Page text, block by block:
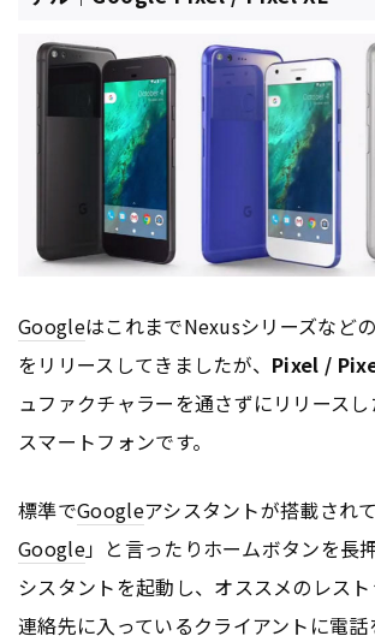
GoogleはこれまでNexusシリーズなど
をリリースしてきましたが、 Pixel /
ュファクチャラーを通さずにリリース
スマートフォンです。
標準でGoogleアシスタントが搭載され
Google」と言ったりホームボタンを長
シスタントを起動し、オススメのレス
連絡先に入っているクライアントに電